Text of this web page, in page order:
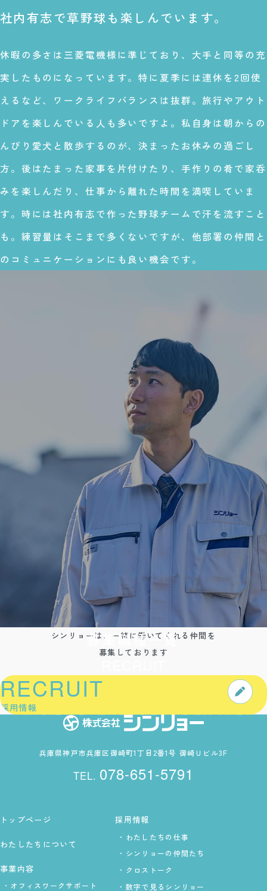
社内有志で草野球も楽しんでいます。
休暇の多さは三菱電機様に準じており、大手と同等の充
実したものになっています。特に夏季には連休を2回使
えるなど、ワークライフバランスは抜群。旅行やアウト
ドアを楽しんでいる人も多いですよ。私自身は朝からの
んびり愛犬と散歩するのが、決まったお休みの過ごし
方。後はたまった家事を片付けたり、手作りの肴で家呑
みを楽しんだり、仕事から離れた時間を満喫していま
す。時には社内有志で作った野球チームで汗を流すこと
も。練習量はそこまで多くないですが、他部署の仲間と
のコミュニケーションにも良い機会です。
募集職種一覧
設立から50年以上、神戸地区を支えてきたシンリョー。
やりがいあるシゴトを安定の職場で。 あなたもここ
で、自分らしい未来を見つけてみませんか。
シンリョーは、一緒に働いてくれる仲間を
募集しております
RECRUIT
採用情報
兵庫県神戸市兵庫区御崎町1丁目2番1号 御崎Ｕビル3F
078-651-5791
トップページ
わたしたちについて
事業内容
オフィスワークサポート
採用情報
わたしたちの仕事
シンリョーの仲間たち
クロストーク
数字で見るシンリョー